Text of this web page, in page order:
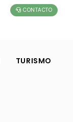
CONTACTO
TURISMO